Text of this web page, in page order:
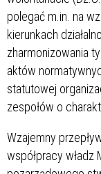
polegać m.in. na
kierunkach
zharmonizowania
aktów
statutowej
zespołów o
Wzajemny
współpracy